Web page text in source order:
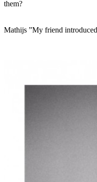
them?
Mathijs ”My friend